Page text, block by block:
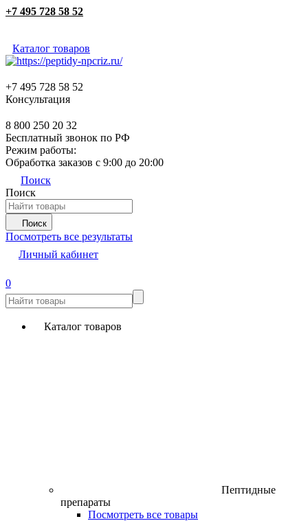
+7 495 728 58 52
Каталог товаров
+7 495 728 58 52
Консультация
8 800 250 20 32
Бесплатный звонок по РФ
Режим работы:
Обработка заказов с 9:00 до 20:00
Поиск
Поиск
Поиск
Посмотреть все результаты
Личный кабинет
0
Каталог товаров
Пептидные
препараты
Посмотреть все товары